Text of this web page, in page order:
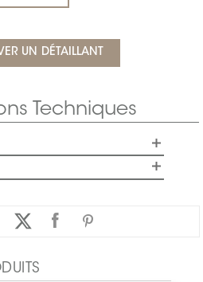
UN DÉTAILLANT
Techniques